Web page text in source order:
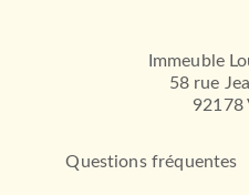
Immeuble
58 rue
92178
Questions fréquentes